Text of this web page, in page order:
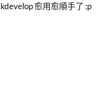
kdevelop 愈用愈順手了 :p